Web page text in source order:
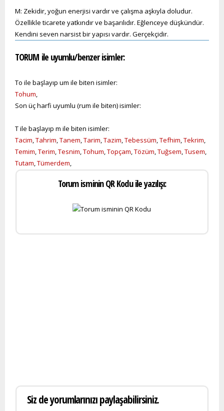
M: Zekidir, yoğun enerjisi vardır ve çalışma aşkıyla doludur.
Özellikle ticarete yatkındır ve başarılıdır. Eğlenceye düşkündür.
Kendini seven narsist bir yapısı vardır. Gerçekçidir.
TORUM ile uyumlu/benzer isimler:
To ile başlayıp um ile biten isimler:
Tohum,
Son üç harfi uyumlu (rum ile biten) isimler:
T ile başlayıp m ile biten isimler:
Tacim,Tahrim,Tanem,Tarim,Tazim,Tebessüm,Tefhim,Tekrim,
Temim,Terim,Tesnim,Tohum,Topçam,Tözüm,Tuğsem,Tusem,
Tutam,Tümerdem,
Torum isminin QR Kodu ile yazılışı:
Siz de yorumlarınızı paylaşabilirsiniz.